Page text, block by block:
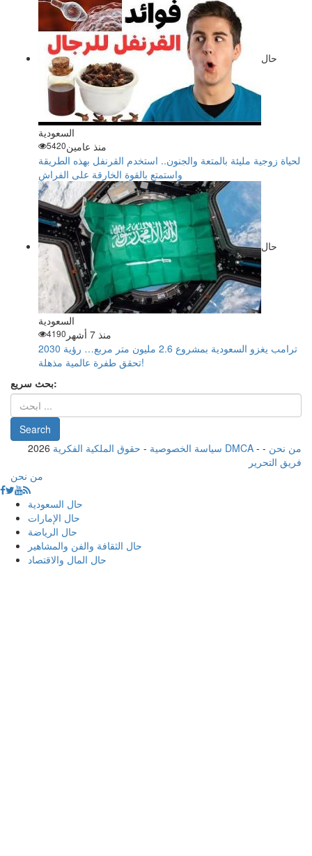
حال
السعودية
منذ عامين5420
لحياة زوجية مليئة بالمتعة والجنون.. استخدم القرنفل بهذه الطريقة
واستمتع بالقوة الخارقة على الفراش
حال
السعودية
منذ 7 أشهر
4190
ترامب يغزو السعودية بمشروع 2.6 مليون متر مربع… رؤية 2030
تحقق طفرة عالمية مذهلة!
بحث سريع:
2026 سياسة الخصوصية - حقوق الملكية الفكرية DMCA - من نحن -
فريق التحرير
من نحن
حال السعودية
حال الإمارات
حال الرياضة
حال الثقافة والفن والمشاهير
حال المال والاقتصاد